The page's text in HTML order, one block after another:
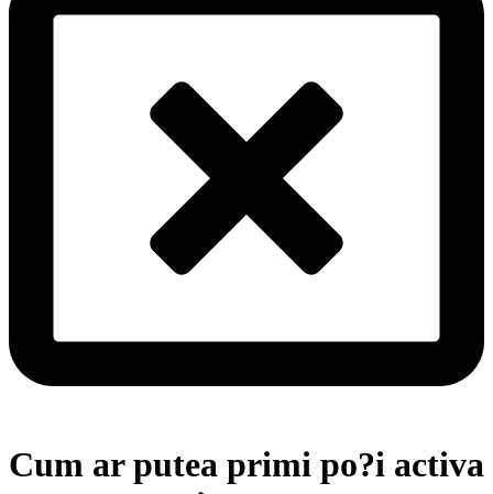
Cum ar putea primi po?i activa